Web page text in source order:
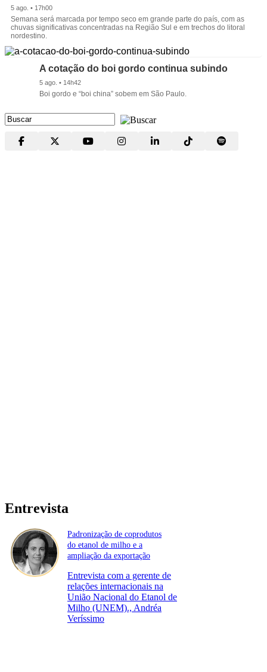
5 ago. • 17h00
Semana será marcada por tempo seco em grande parte do país, com as
chuvas significativas concentradas na Região Sul e em trechos do litoral
nordestino.
A cotação do boi gordo continua subindo
5 ago. • 14h42
Boi gordo e “boi china” sobem em São Paulo.
Entrevista
Padronização de coprodutos
do etanol de milho e a
ampliação da exportação
Entrevista com a gerente de
relações internacionais na
União Nacional do Etanol de
Milho (UNEM)., Andréa
Veríssimo